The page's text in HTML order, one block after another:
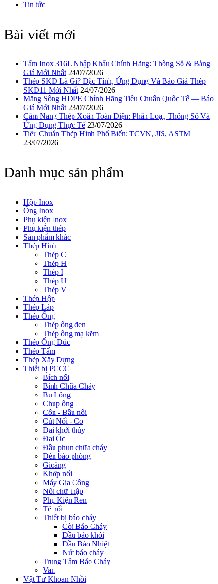
Tin tức
Bài viết mới
Tấm Inox 316L Nhập Khẩu Chính Hãng: Thông Số & Bảng
Giá Mới Nhất 24/07/2026
Thép SKD Là Gì? Đặc Tính, Ứng Dụng Và Báo Giá Thép
SKD11 Mới Nhất 24/07/2026
Măng Sông HDPE Chính Hãng Tiêu Chuẩn Quốc Tế — Báo
Giá Mới Nhất 23/07/2026
Cẩm Nang Thép Xoắn Toàn Diện: Phân Loại, Thông Số Và
Ứng Dụng Thực Tế 23/07/2026
Tiêu Chuẩn Thép Hình Phổ Biến: TCVN, JIS, ASTM
23/07/2026
Danh mục sản phẩm
Hộp Inox
Ống Inox
Phụ kiện Inox
Phụ kiện thép
Sản phẩm khác
Thép Hình
Thép C
Thép H
Thép I
Thép U
Thép V
Thép Hộp
Thép Láp
Thép Ống
Thép ống đen
Thép ống mạ kẽm
Thép Ống Đúc
Thép Tấm
Thép Xây Dựng
Thiết bị PCCC
Bích nối
Bình Chữa Cháy
Bu Lông
Chụp ống
Côn - Bầu nối
Cút Nối - Co
Đai khởi thủy
Đai Ốc
Đầu phun chữa cháy
Đèn báo phòng
Gioăng
Khớp nối
Máy Gia Công
Nối chữ thập
Phụ Kiện Ren
Tê nối
Thiết bị báo cháy
Còi Báo Cháy
Đầu báo khói
Đầu Báo Nhiệt
Nút báo cháy
Trung Tâm Báo Cháy
Van
Vật Tư Khoan Nhồi